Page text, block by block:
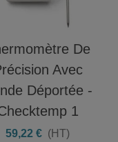
De
Avec
Déportée -
1
59,22 € (HT)